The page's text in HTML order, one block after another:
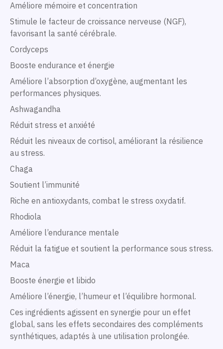
Améliore mémoire et concentration
Stimule le facteur de croissance nerveuse (NGF),
favorisant la santé cérébrale.
Cordyceps
Booste endurance et énergie
Améliore l’absorption d’oxygène, augmentant les
performances physiques.
Ashwagandha
Réduit stress et anxiété
Réduit les niveaux de cortisol, améliorant la résilience
au stress.
Chaga
Soutient l’immunité
Riche en antioxydants, combat le stress oxydatif.
Rhodiola
Améliore l’endurance mentale
Réduit la fatigue et soutient la performance sous stress.
Maca
Booste énergie et libido
Améliore l’énergie, l’humeur et l’équilibre hormonal.
Ces ingrédients agissent en synergie pour un effet
global, sans les effets secondaires des compléments
synthétiques, adaptés à une utilisation prolongée.